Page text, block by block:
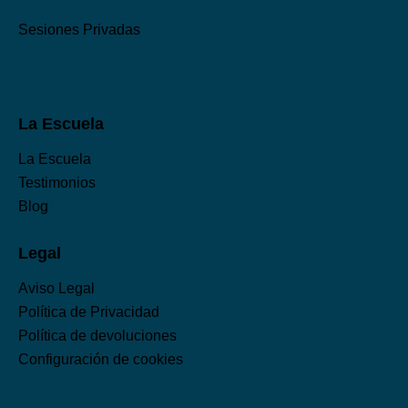
Sesiones Privadas
La Escuela
La Escuela
Testimonios
Blog
Legal
Aviso Legal
Política de Privacidad
Política de devoluciones
Configuración de cookies